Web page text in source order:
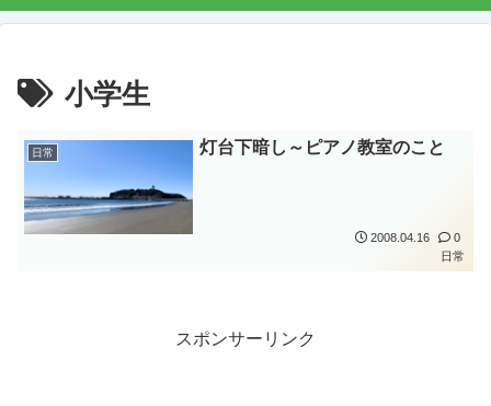
小学生
日常 灯台下暗し～ピアノ教室のこと
2008.04.16
0
日常
スポンサーリンク